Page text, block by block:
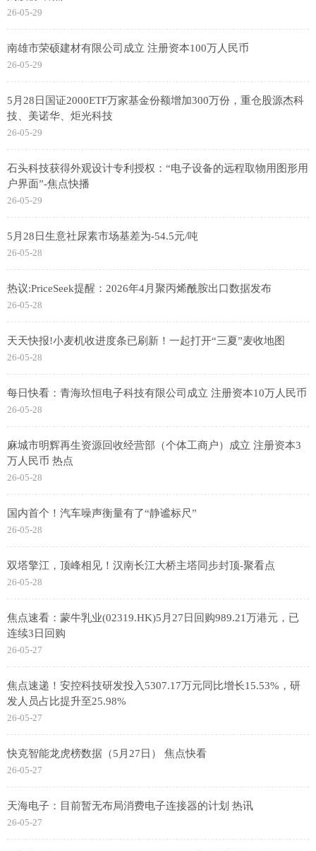
26-05-29
南雄市荣硕建材有限公司成立 注册资本100万人民币
26-05-29
5月28日国证2000ETF万家基金份额增加300万份，重仓股源杰科
技、美诺华、炬光科技
26-05-29
石头科技获得外观设计专利授权：“电子设备的远程取物用图形用
户界面”-焦点快播
26-05-29
5月28日生意社尿素市场基差为-54.5元/吨
26-05-28
热议:PriceSeek提醒：2026年4月聚丙烯酰胺出口数据发布
26-05-28
天天快报!小麦机收进度条已刷新！一起打开“三夏”麦收地图
26-05-28
每日快看：青海玖恒电子科技有限公司成立 注册资本10万人民币
26-05-28
麻城市明辉再生资源回收经营部（个体工商户）成立 注册资本3
万人民币 热点
26-05-28
国内首个！汽车噪声衡量有了“静谧标尺”
26-05-28
双塔擎江，顶峰相见！汉南长江大桥主塔同步封顶-聚看点
26-05-28
焦点速看：蒙牛乳业(02319.HK)5月27日回购989.21万港元，已
连续3日回购
26-05-27
焦点速递！安控科技研发投入5307.17万元同比增长15.53%，研
发人员占比提升至25.98%
26-05-27
快克智能龙虎榜数据（5月27日） 焦点快看
26-05-27
天海电子：目前暂无布局消费电子连接器的计划 热讯
26-05-27